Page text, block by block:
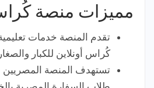
مميزات منصة
تقدم المنصة خدمات
كُراس أونلاين للكبار
تستهدف المنصة المصريين